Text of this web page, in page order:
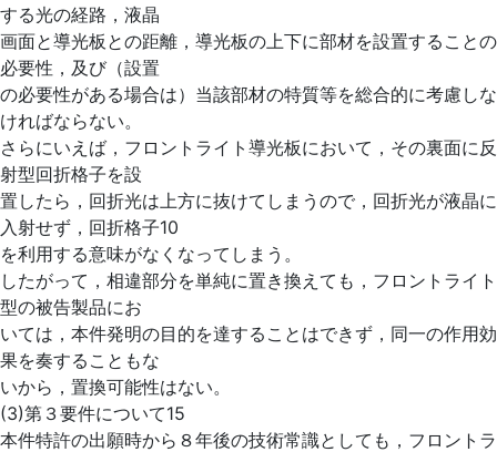
する光の経路，液晶
画面と導光板との距離，導光板の上下に部材を設置することの
必要性，及び（設置
の必要性がある場合は）当該部材の特質等を総合的に考慮しな
ければならない。
さらにいえば，フロントライト導光板において，その裏面に反
射型回折格子を設
置したら，回折光は上方に抜けてしまうので，回折光が液晶に
入射せず，回折格子10
を利用する意味がなくなってしまう。
したがって，相違部分を単純に置き換えても，フロントライト
型の被告製品にお
いては，本件発明の目的を達することはできず，同一の作用効
果を奏することもな
いから，置換可能性はない。
(3)第３要件について15
本件特許の出願時から８年後の技術常識としても，フロントラ